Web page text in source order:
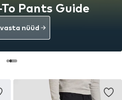
Pants Guide
nüüd